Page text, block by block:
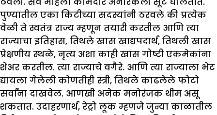
पुण्यातील एका किटीच्या सदस्यांनी ठरवले की प्रत्येक
वेळी ते स्वतंत्र राज्य म्हणून तयारी करतील आणि त्या
राज्याचा इतिहास, तिथले खास खाद्यपदार्थ, तिथली खास
प्रेक्षणीय स्थळे, नृत्य अशा काही खास गोष्टी एकमेकांना
शेअर करतील. त्या राज्याचे वगैरे. आणि त्या राज्याला भेट
द्यायला गेलेली कोणतीही स्त्री, तिथले काढलेले फोटो
सर्वांना दाखवेल. आणखी अनेक मनोरंजक थीम असू
शकतात. उदाहरणार्थ, रेट्रो लूक म्हणजे जुन्या काळातील